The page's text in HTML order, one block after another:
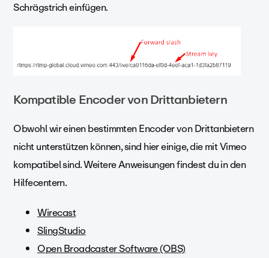
Schrägstrich einfügen.
Kompatible Encoder von Drittanbietern
Obwohl wir einen bestimmten Encoder von Drittanbietern
nicht unterstützen können, sind hier einige, die mit Vimeo
kompatibel sind. Weitere Anweisungen findest du in den
Hilfecentern.
Wirecast
SlingStudio
Open Broadcaster Software (OBS)